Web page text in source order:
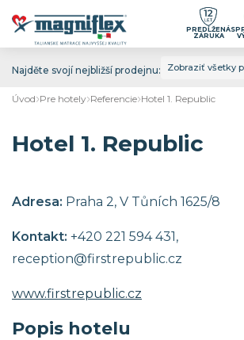
Najděte svojí nejbližší prodejnu: Zobraziť všetky
PREDĹŽENÁ
ZÁRUKA
Úvod Pre hotely Referencie Hotel 1. Republic
Hotel 1. Republic
Adresa: Praha 2, V Tůních 1625/8
Kontakt: +420 221 594 431,
reception@firstrepublic.cz
www.firstrepublic.cz
Popis hotelu